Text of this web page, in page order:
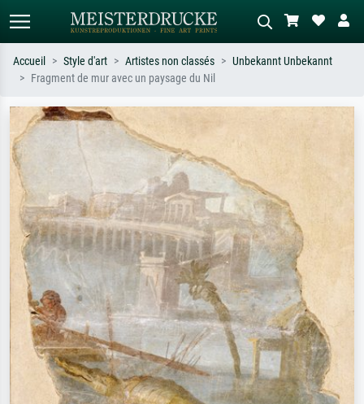
Recherchez par artiste, titre ou style –
ex. Monet, Nuit étoilée,
impressionnisme, vague de Hokusai,
Décrivez la scène – ex. prairie verte,
Accueil Style d'art Artistes non classés
Unbekannt Unbekannt
Fragment de mur avec un paysage du Nil